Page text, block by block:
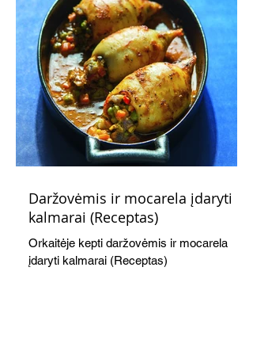
Daržovėmis ir mocarela įdaryti
kalmarai (Receptas)
Orkaitėje kepti daržovėmis ir mocarela
įdaryti kalmarai (Receptas)